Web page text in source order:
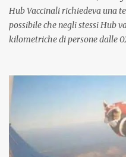
Hub Vaccinali richiedeva una
possibile che negli stessi Hub
kilometriche di persone dalle
Vaccino come: l' Amaro del
andava bene anche, a
l'articolo per NON Dimenticare!